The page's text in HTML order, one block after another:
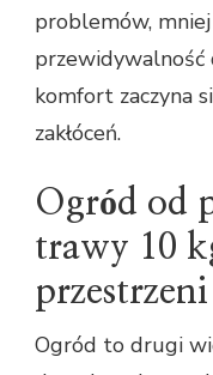
problemów,
przewidywalność
komfort zaczyna
zakłóceń.
Ogród od
trawy 10
przestrzeni
Ogród to drugi